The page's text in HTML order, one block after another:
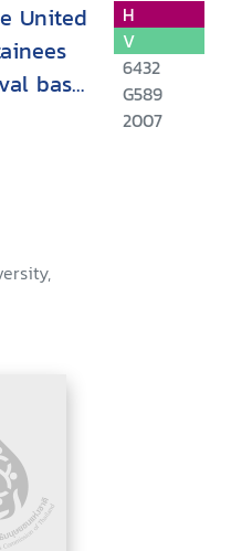
United
base
H
V
6432
G589
2007